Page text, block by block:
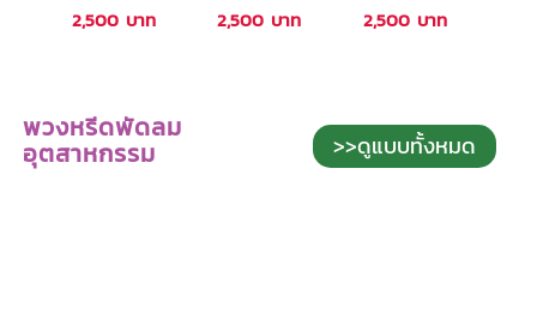
2,500 บาท 2,500 บาท 2,500 บาท
พวงหรีดพัดลม
อุตสาหกรรม >>ดูแบบทั้งหมด